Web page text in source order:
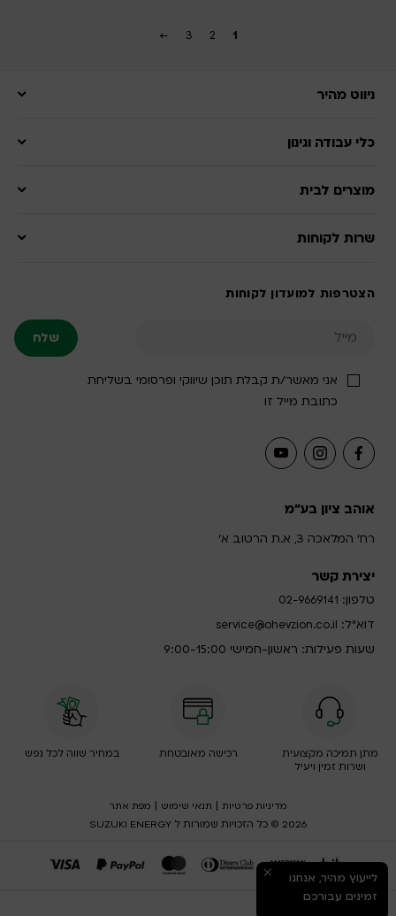
1
2
3
←
אוהב ציון בע"מ
רח' המלאכה 3, א.ת הרטוב א'
יצירת קשר
טלפון: 02-9669141
דוא”ל: service@ohevzion.co.il
שעות פעילות: ראשון-חמישי 9:00-15:00
ניווט מהיר
כלי עבודה וגינון
מוצרים לבית
שרות לקוחות
הצטרפות למועדון לקוחות
אני מאשר/ת קבלת תוכן שיווקי ופרסומי בשליחת
כתובת מייל זו
מתן תמיכה מקצועית
ושרות זמין ויעיל
רכישה מאובטחת במחיר שווה לכל נפש
מדיניות פרטיות | תנאי שימוש | מפת אתר
2026 © כל הזכויות שמורות ל SUZUKI ENERGY
לייעוץ מהיר, אנחנו
זמינים עבורכם